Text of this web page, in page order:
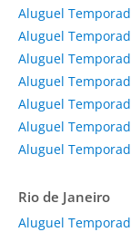
Aluguel
Aluguel
Aluguel
Aluguel
Aluguel
Aluguel
Aluguel
Rio de Janeiro
Aluguel